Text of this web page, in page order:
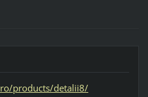
products/detalii8/